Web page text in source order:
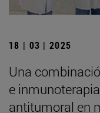
18 | 03 | 2025
Una
e
antitumoral en